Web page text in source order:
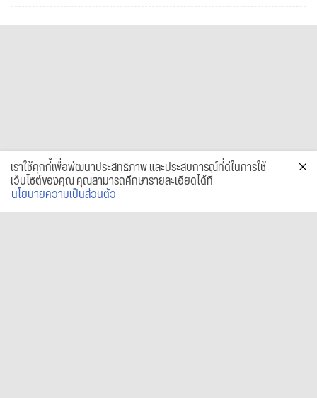
เราใช้คุกกี้เพื่อพัฒนาประสิทธิภาพ และประสบการณ์ที่ดีในการใช้
เว็บไซต์ของคุณ คุณสามารถศึกษารายละเอียดได้ที่
นโยบายความเป็นส่วนตัว